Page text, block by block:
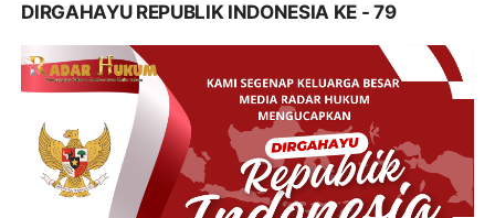
DIRGAHAYU REPUBLIK INDONESIA KE - 79